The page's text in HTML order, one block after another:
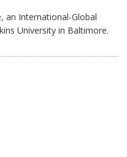
an International-Global
University in Baltimore.